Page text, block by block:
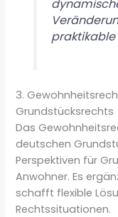
praktikable
3.
Grundstücksrechts
Das
deutschen
Perspektiven für
Anwohner. Es
schafft flexible
Rechtssituationen.